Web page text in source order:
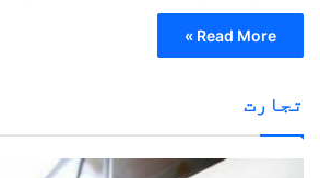
Read More »
تجارت